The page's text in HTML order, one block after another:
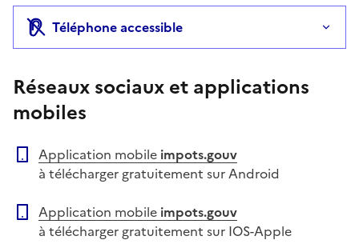
Téléphone accessible
Réseaux sociaux et applications
mobiles
Application mobile impots.gouv
à télécharger gratuitement sur Android
Application mobile impots.gouv
à télécharger gratuitement sur IOS-Apple